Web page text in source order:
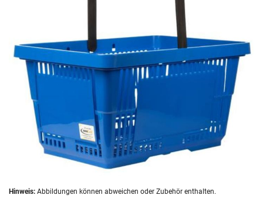
Zum
Hinweis: Abbildungen können abweichen oder Zubehör enthalten.